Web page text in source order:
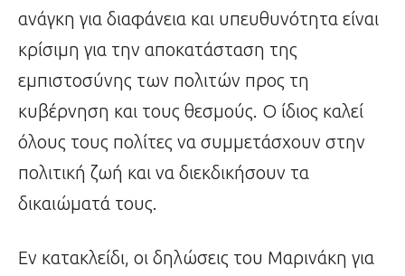
ανάγκη για διαφάνεια και υπευθυνότητα είναι
κρίσιμη για την αποκατάσταση της
εμπιστοσύνης των πολιτών προς τη
κυβέρνηση και τους θεσμούς. Ο ίδιος καλεί
όλους τους πολίτες να συμμετάσχουν στην
πολιτική ζωή και να διεκδικήσουν τα
δικαιώματά τους.
Εν κατακλείδι, οι δηλώσεις του Μαρινάκη για